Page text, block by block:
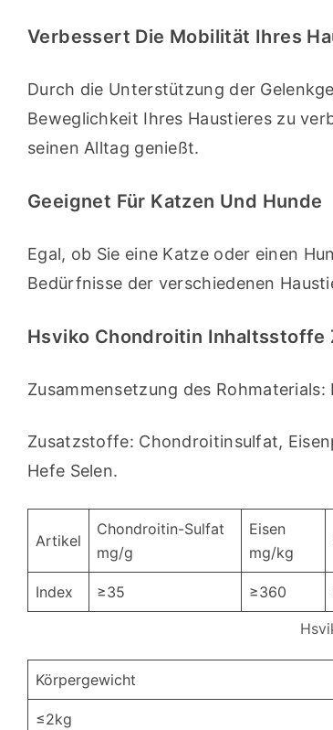
Verbessert Die Mobilität Ihres
Durch die Unterstützung der
Beweglichkeit Ihres Haustieres zu
seinen Alltag genießt.
Geeignet Für Katzen Und Hunde
Egal, ob Sie eine Katze oder einen
Bedürfnisse der verschiedenen
Hsviko Chondroitin Inhaltsstoffe
Zusammensetzung des
Zusatzstoffe: Chondroitinsulfat,
Hefe Selen.
Artikel
Chondroitin-Sulfat
mg/g
Eisen
mg/kg
Index ≥35 ≥360
Körpergewicht
≤2kg